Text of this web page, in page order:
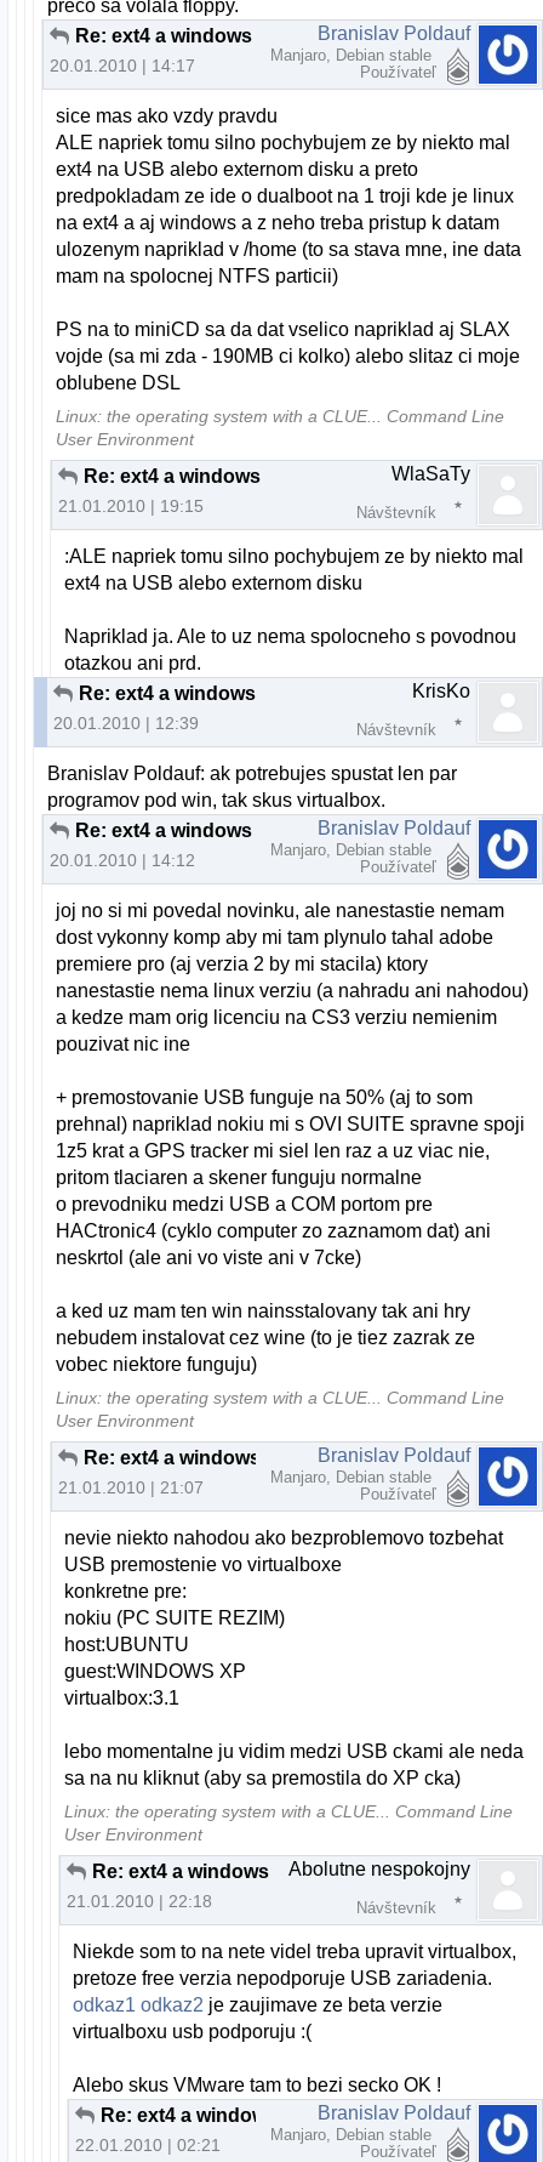
preco sa volala floppy.
Re: ext4 a windows
20.01.2010 | 14:17
Branislav Poldauf
Manjaro, Debian stable
Používateľ
sice mas ako vzdy pravdu
ALE napriek tomu silno pochybujem ze by niekto mal
ext4 na USB alebo externom disku a preto
predpokladam ze ide o dualboot na 1 troji kde je linux
na ext4 a aj windows a z neho treba pristup k datam
ulozenym napriklad v /home (to sa stava mne, ine data
mam na spolocnej NTFS particii)
PS na to miniCD sa da dat vselico napriklad aj SLAX
vojde (sa mi zda - 190MB ci kolko) alebo slitaz ci moje
oblubene DSL
Linux: the operating system with a CLUE... Command Line
User Environment
Re: ext4 a windows
21.01.2010 | 19:15
WlaSaTy
Návštevník
:ALE napriek tomu silno pochybujem ze by niekto mal
ext4 na USB alebo externom disku
Napriklad ja. Ale to uz nema spolocneho s povodnou
otazkou ani prd.
Re: ext4 a windows
20.01.2010 | 12:39
KrisKo
Návštevník
Branislav Poldauf: ak potrebujes spustat len par
programov pod win, tak skus virtualbox.
Re: ext4 a windows
20.01.2010 | 14:12
Branislav Poldauf
Manjaro, Debian stable
Používateľ
joj no si mi povedal novinku, ale nanestastie nemam
dost vykonny komp aby mi tam plynulo tahal adobe
premiere pro (aj verzia 2 by mi stacila) ktory
nanestastie nema linux verziu (a nahradu ani nahodou)
a kedze mam orig licenciu na CS3 verziu nemienim
pouzivat nic ine
+ premostovanie USB funguje na 50% (aj to som
prehnal) napriklad nokiu mi s OVI SUITE spravne spoji
1z5 krat a GPS tracker mi siel len raz a uz viac nie,
pritom tlaciaren a skener funguju normalne
o prevodniku medzi USB a COM portom pre
HACtronic4 (cyklo computer zo zaznamom dat) ani
neskrtol (ale ani vo viste ani v 7cke)
a ked uz mam ten win nainsstalovany tak ani hry
nebudem instalovat cez wine (to je tiez zazrak ze
vobec niektore funguju)
Linux: the operating system with a CLUE... Command Line
User Environment
Re: ext4 a windows
21.01.2010 | 21:07
Branislav Poldauf
Manjaro, Debian stable
Používateľ
nevie niekto nahodou ako bezproblemovo tozbehat
USB premostenie vo virtualboxe
konkretne pre:
nokiu (PC SUITE REZIM)
host:UBUNTU
guest:WINDOWS XP
virtualbox:3.1
lebo momentalne ju vidim medzi USB ckami ale neda
sa na nu kliknut (aby sa premostila do XP cka)
Linux: the operating system with a CLUE... Command Line
User Environment
Re: ext4 a windows
21.01.2010 | 22:18
Abolutne nespokojny
Návštevník
Niekde som to na nete videl treba upravit virtualbox,
pretoze free verzia nepodporuje USB zariadenia.
odkaz1 odkaz2 je zaujimave ze beta verzie
virtualboxu usb podporuju :(
Alebo skus VMware tam to bezi secko OK !
Re: ext4 a windows
22.01.2010 | 02:21
Branislav Poldauf
Manjaro, Debian stable
Používateľ